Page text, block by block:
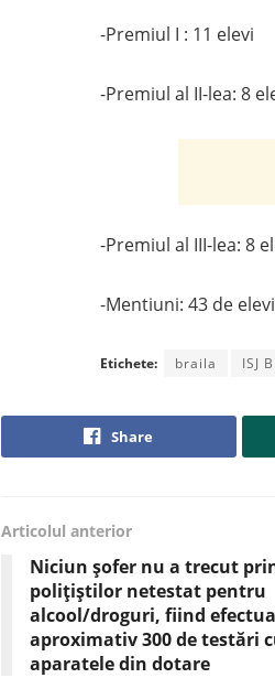
-Premiul I : 11 elevi
-Premiul al II-lea: 8
-Premiul al III-lea: 8
-Mentiuni: 43 de
Etichete: braila ISJ
Share
Articolul anterior
Niciun șofer nu a trecut
polițiștilor netestat pentru
alcool/droguri, fiind
aproximativ 300 de testări
aparatele din dotare